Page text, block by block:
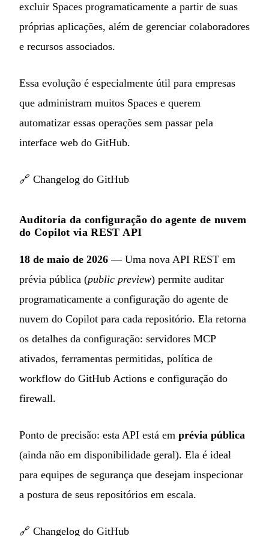
excluir Spaces programaticamente a partir de suas
próprias aplicações, além de gerenciar colaboradores
e recursos associados.
Essa evolução é especialmente útil para empresas
que administram muitos Spaces e querem
automatizar essas operações sem passar pela
interface web do GitHub.
🔗 Changelog do GitHub
Auditoria da configuração do agente de nuvem
do Copilot via REST API
18 de maio de 2026 — Uma nova API REST em
prévia pública (public preview) permite auditar
programaticamente a configuração do agente de
nuvem do Copilot para cada repositório. Ela retorna
os detalhes da configuração: servidores MCP
ativados, ferramentas permitidas, política de
workflow do GitHub Actions e configuração do
firewall.
Ponto de precisão: esta API está em prévia pública
(ainda não em disponibilidade geral). Ela é ideal
para equipes de segurança que desejam inspecionar
a postura de seus repositórios em escala.
🔗 Changelog do GitHub